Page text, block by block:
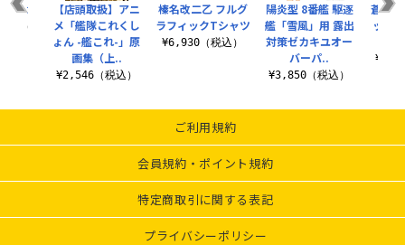
榛名改二乙 フルグ
ラフィックTシャツ
¥6,930（税込）
陽炎型 8番艦 駆逐
艦「雪風」用 露出
対策ゼカキユオー
バーパ..
¥3,850（税込）
蒼龍
ック
勲章
込）
【店頭取扱】アニ
メ「艦隊これくし
ょん -艦これ-」原
画集（上..
¥2,546（税込）
ご利用規約
会員規約・ポイント規約
特定商取引に関する表記
プライバシーポリシー